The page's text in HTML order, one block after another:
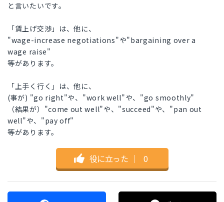
と言いたいです。
「賃上げ交渉」は、他に、
"wage-increase negotiations"や"bargaining over a
wage raise"
等があります。
「上手く行く」は、他に、
(事が) "go right"や、"work well"や、"go smoothly"
（結果が）"come out well"や、"succeed"や、"pan out
well"や、"pay off"
等があります。
役に立った ｜ 0